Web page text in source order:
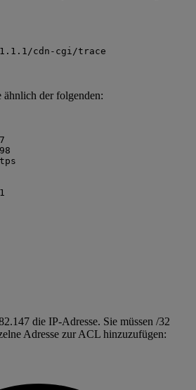
cdn-cgi/trace
ähnlich der folgenden:
die IP-Adresse. Sie müssen /32
Adresse zur ACL hinzuzufügen: